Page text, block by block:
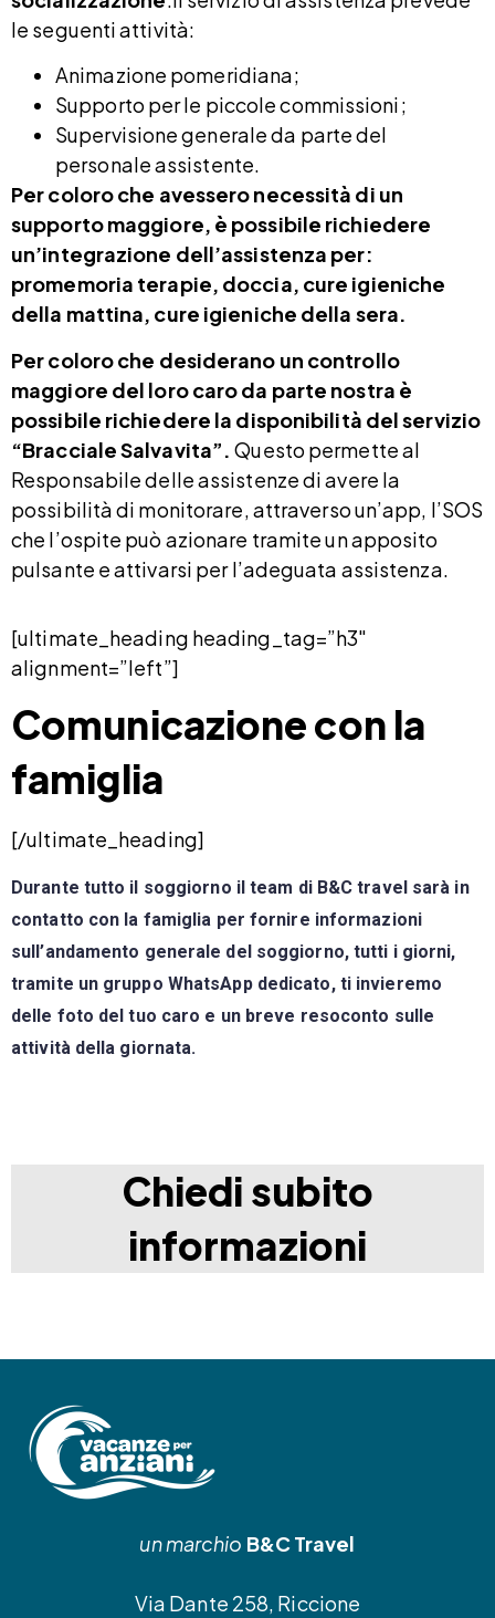
le seguenti attività:
Animazione pomeridiana;
Supporto per le piccole commissioni;
Supervisione generale da parte del
personale assistente.
Per coloro che avessero necessità di un
supporto maggiore, è possibile richiedere
un’integrazione dell’assistenza per:
promemoria terapie, doccia, cure igieniche
della mattina, cure igieniche della sera.
Per coloro che desiderano un controllo
maggiore del loro caro da parte nostra è
possibile richiedere la disponibilità del servizio
“Bracciale Salvavita”. Questo permette al
Responsabile delle assistenze di avere la
possibilità di monitorare, attraverso un’app, l’SOS
che l’ospite può azionare tramite un apposito
pulsante e attivarsi per l’adeguata assistenza.
[ultimate_heading heading_tag=”h3″
alignment=”left”]
Comunicazione con la
famiglia
[/ultimate_heading]
Durante tutto il soggiorno il team di B&C travel sarà in
contatto con la famiglia per fornire informazioni
sull’andamento generale del soggiorno, tutti i giorni,
tramite un gruppo WhatsApp dedicato, ti invieremo
delle foto del tuo caro e un breve resoconto sulle
attività della giornata.
Chiedi subito
informazioni
un marchio B&C Travel
Via Dante 258, Riccione